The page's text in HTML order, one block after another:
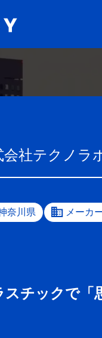
会社テクノラ
奈川県 メーカ
スチックで「